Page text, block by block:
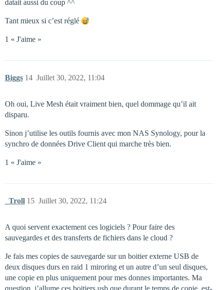
datait aussi du coup ^^
Tant mieux si c’est réglé
1 « J'aime »
Biggs Juillet 30, 2022, 11:04
14
Oh oui, Live Mesh était vraiment bien, quel dommage qu’il ait
disparu.
Sinon j’utilise les outils fournis avec mon NAS Synology, pour la
synchro de données Drive Client qui marche très bien.
1 « J'aime »
_Troll Juillet 30, 2022, 11:24
15
A quoi servent exactement ces logiciels ? Pour faire des
sauvegardes et des transferts de fichiers dans le cloud ?
Je fais mes copies de sauvegarde sur un boitier externe USB de
deux disques durs en raid 1 miroring et un autre d’un seul disques,
une copie en plus uniquement pour mes donnes importantes. Ma